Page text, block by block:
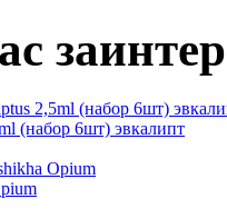
(набор 6шт) эвкалипт